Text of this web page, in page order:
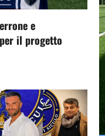
e
il progetto